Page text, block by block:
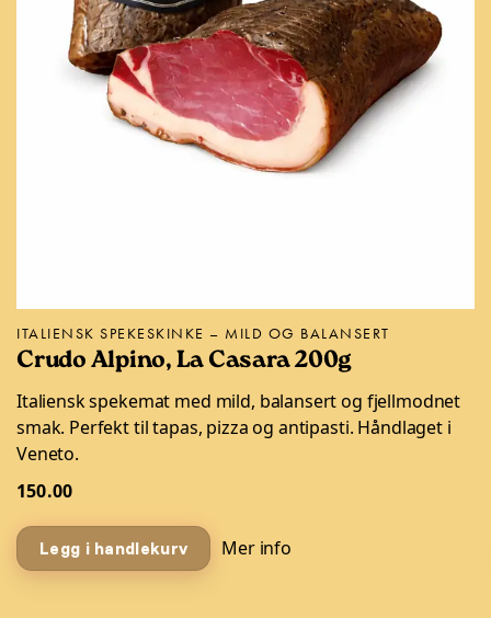
ITALIENSK SPEKESKINKE – MILD OG BALANSERT
Crudo Alpino, La Casara 200g
Italiensk spekemat med mild, balansert og fjellmodnet
smak. Perfekt til tapas, pizza og antipasti. Håndlaget i
Veneto.
150.00
Legg i handlekurv Mer info